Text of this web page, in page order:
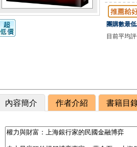
團購數最
目前平均評
內容簡介 作者介紹 書籍目